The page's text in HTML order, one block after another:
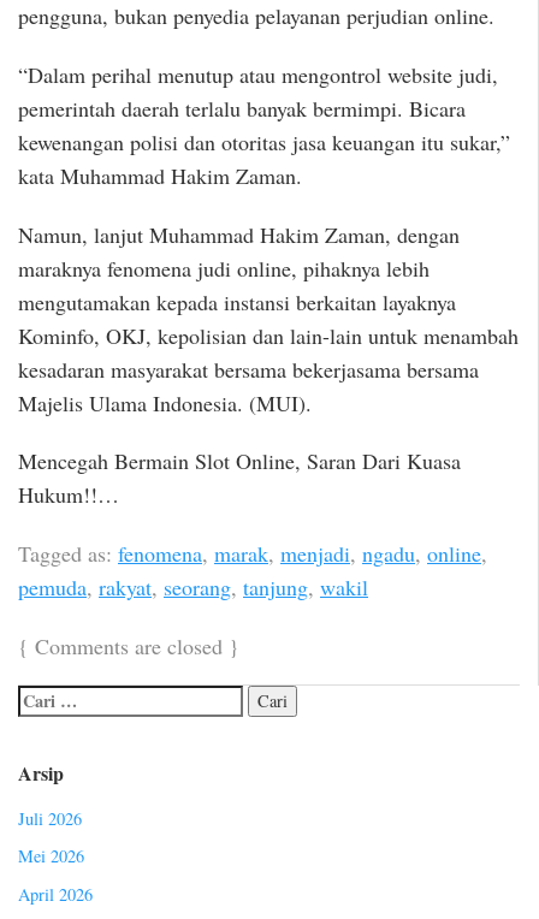
pengguna, bukan penyedia pelayanan perjudian online.
“Dalam perihal menutup atau mengontrol website judi,
pemerintah daerah terlalu banyak bermimpi. Bicara
kewenangan polisi dan otoritas jasa keuangan itu sukar,”
kata Muhammad Hakim Zaman.
Namun, lanjut Muhammad Hakim Zaman, dengan
maraknya fenomena judi online, pihaknya lebih
mengutamakan kepada instansi berkaitan layaknya
Kominfo, OKJ, kepolisian dan lain-lain untuk menambah
kesadaran masyarakat bersama bekerjasama bersama
Majelis Ulama Indonesia. (MUI).
Mencegah Bermain Slot Online, Saran Dari Kuasa
Hukum!!…
Tagged as: fenomena, marak, menjadi, ngadu, online,
pemuda, rakyat, seorang, tanjung, wakil
{ Comments are closed }
Arsip
Juli 2026
Mei 2026
April 2026